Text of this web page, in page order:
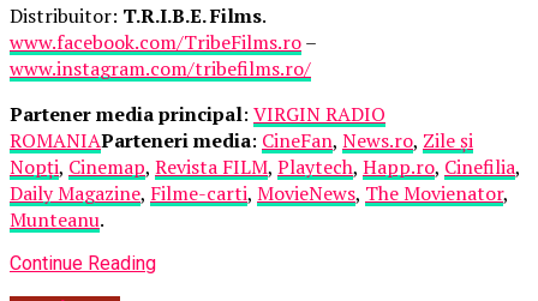
Distribuitor: T.R.I.B.E. Films.
www.facebook.com/TribeFilms.ro–
www.instagram.com/tribefilms.ro/
Partener media principal: VIRGIN RADIO
ROMANIAParteneri media: CineFan, News.ro, Zile și
Nopți, Cinemap, Revista FILM, Playtech, Happ.ro, Cinefilia,
Daily Magazine, Filme-carti, MovieNews, The Movienator,
Munteanu.
Continue Reading